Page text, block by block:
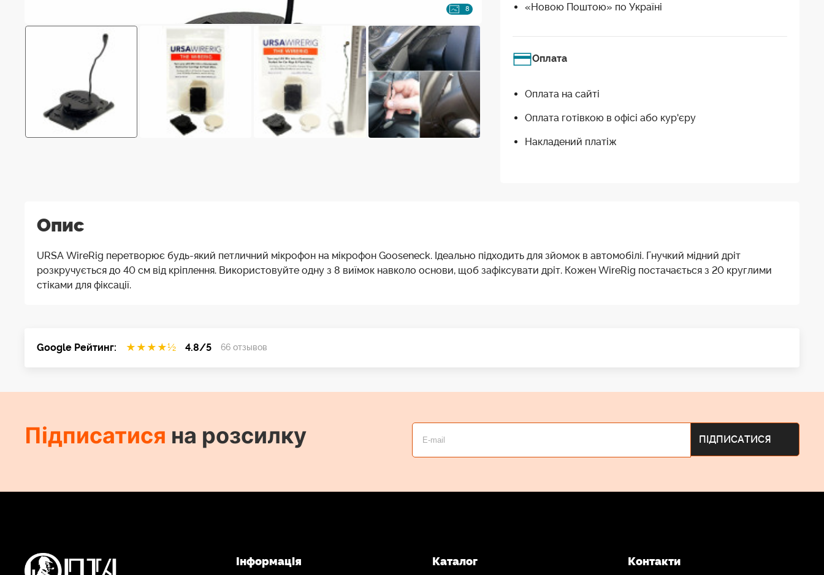
8 «Новою Поштою» по Україні
Оплата
Оплата на сайті
Оплата готівкою в офісі або кур'єру
Накладений платіж
Опис
URSA WireRig перетворює будь-який петличний мікрофон на мікрофон Gooseneck. Ідеально підходить для зйомок в автомобілі. Гнучкий мідний дріт
розкручується до 40 см від кріплення. Використовуйте одну з 8 виїмок навколо основи, щоб зафіксувати дріт. Кожен WireRig постачається з 20 круглими
стіками для фіксації.
Google Рейтинг: ★ ★ ★ ★½ 4.8/5 66 отзывов
Підписатися на розсилку
Інформація Каталог Контакти